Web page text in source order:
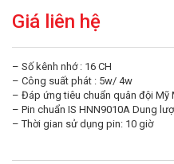
Giá liên hệ
– Số kênh nhớ : 16 CH
– Công suất phát : 5w/ 4w
– Đáp ứng tiêu chuẩn quân đội Mỹ
– Pin chuẩn IS HNN9010A Dung
– Thời gian sử dụng pin: 10 giờ